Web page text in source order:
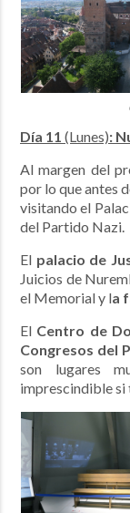
Día 11 (Lunes):
Al margen del
por lo que antes
visitando el
del Partido Nazi.
El palacio de
Juicios de
el Memorial y la
El Centro de
Congresos del
son lugares
imprescindible si